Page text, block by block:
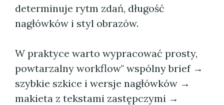
determinuje rytm zdań, długość
nagłówków i styl obrazów.
W praktyce warto wypracować prosty,
powtarzalny workflow" wspólny brief →
szybkie szkice i wersje nagłówków →
makieta z tekstami zastępczymi →